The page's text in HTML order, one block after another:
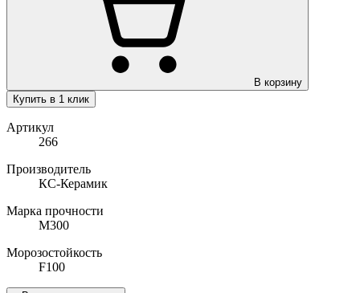
В корзину
Купить в 1 клик
Артикул
266
Производитель
КС-Керамик
Марка прочности
М300
Морозостойкость
F100